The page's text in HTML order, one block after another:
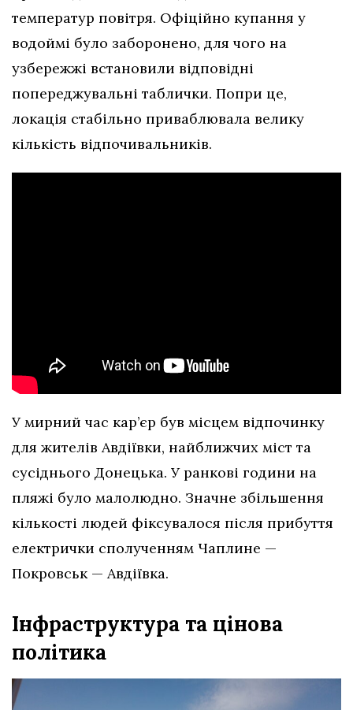
температур повітря. Офіційно купання у
водоймі було заборонено, для чого на
узбережжі встановили відповідні
попереджувальні таблички. Попри це,
локація стабільно приваблювала велику
кількість відпочивальників.
У мирний час кар’єр був місцем відпочинку
для жителів Авдіївки, найближчих міст та
сусіднього Донецька. У ранкові години на
пляжі було малолюдно. Значне збільшення
кількості людей фіксувалося після прибуття
електрички сполученням Чаплине —
Покровськ — Авдіївка.
Інфраструктура та цінова
політика